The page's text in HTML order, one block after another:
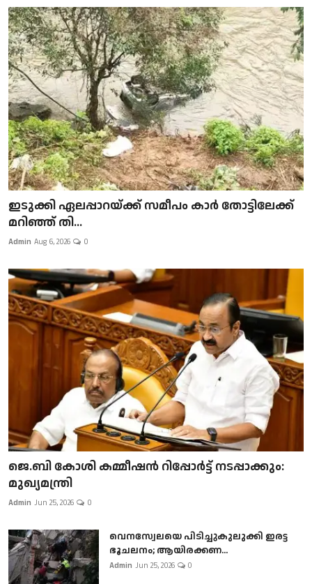
ഇടുക്കി ഏലപ്പാറയ്ക്ക് സമീപം കാർ തോട്ടിലേക്ക്
മറിഞ്ഞ് തി...
Admin Aug 6, 2026 0
ജെ.ബി കോശി കമ്മീഷൻ റിപ്പോർട്ട് നടപ്പാക്കും:
മുഖ്യമന്ത്രി
Admin Jun 25, 2026 0
വെനസ്വേലയെ പിടിച്ചുകുലുക്കി ഇരട്ട
ഭൂചലനം; ആയിരക്കണ...
Admin Jun 25, 2026 0